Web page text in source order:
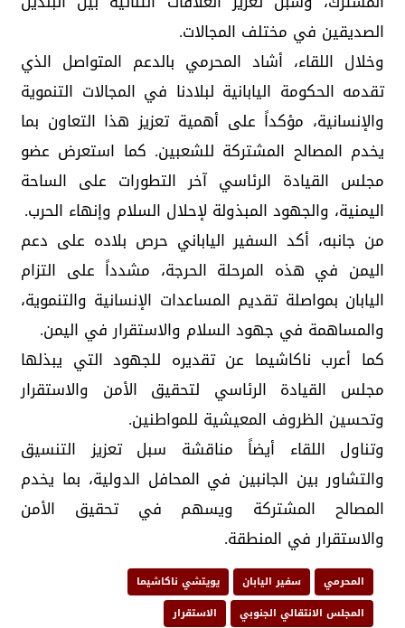
الصديقين في مختلف المجالات.
‏وخلال اللقاء، أشاد المحرمي بالدعم المتواصل الذي
تقدمه الحكومة اليابانية لبلادنا في المجالات التنموية
والإنسانية، مؤكداً على أهمية تعزيز هذا التعاون بما
يخدم المصالح المشتركة للشعبين. كما استعرض عضو
مجلس القيادة الرئاسي آخر التطورات على الساحة
اليمنية، والجهود المبذولة لإحلال السلام وإنهاء الحرب.
‏من جانبه، أكد السفير الياباني حرص بلاده على دعم
اليمن في هذه المرحلة الحرجة، مشدداً على التزام
اليابان بمواصلة تقديم المساعدات الإنسانية والتنموية،
والمساهمة في جهود السلام والاستقرار في اليمن.
‏كما أعرب ناكاشيما عن تقديره للجهود التي يبذلها
مجلس القيادة الرئاسي لتحقيق الأمن والاستقرار
وتحسين الظروف المعيشية للمواطنين.
‏وتناول اللقاء أيضاً مناقشة سبل تعزيز التنسيق
والتشاور بين الجانبين في المحافل الدولية، بما يخدم
المصالح المشتركة ويسهم في تحقيق الأمن
والاستقرار في المنطقة.
المحرمي سفير اليابان
يويتشي ناكاشيما
المجلس الانتقالي الجنوبي
الاستقرار